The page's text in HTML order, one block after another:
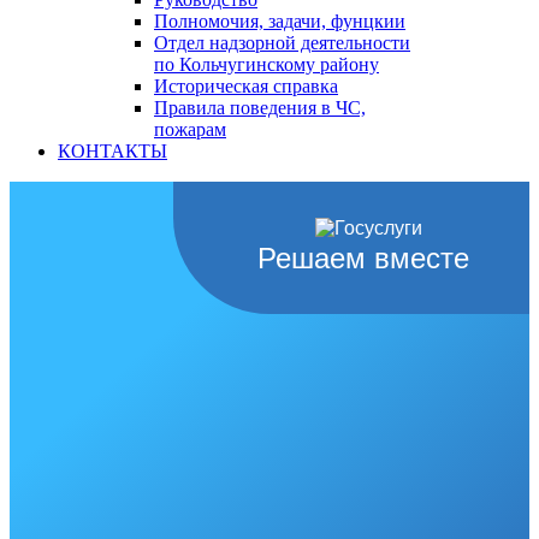
Полномочия, задачи, фунцкии
Отдел надзорной деятельности
по Кольчугинскому району
Историческая справка
Правила поведения в ЧС,
пожарам
КОНТАКТЫ
Решаем вместе